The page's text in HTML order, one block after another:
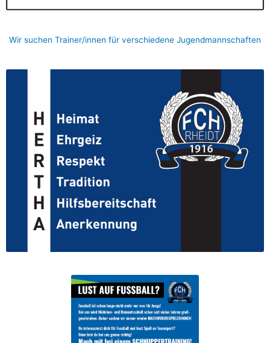
Wir suchen Trainer/innen für verschiedene Jugendmannschaften